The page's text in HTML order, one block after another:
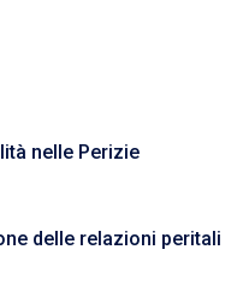
nelle Perizie
delle relazioni peritali